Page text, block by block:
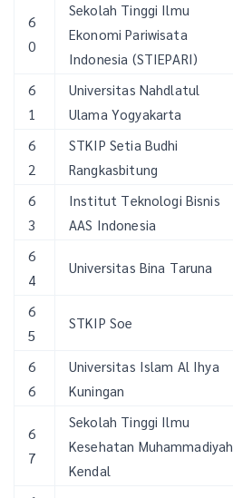
6
0
Sekolah Tinggi Ilmu
Ekonomi Pariwisata
Indonesia (STIEPARI)
6
1
Universitas Nahdlatul
Ulama Yogyakarta
6
2
STKIP Setia Budhi
Rangkasbitung
6
3
Institut Teknologi Bisnis
AAS Indonesia
6
4
Universitas Bina Taruna
6
5
STKIP Soe
6
6
Universitas Islam Al Ihya
Kuningan
6
7
Sekolah Tinggi Ilmu
Kesehatan Muhammadiyah
Kendal